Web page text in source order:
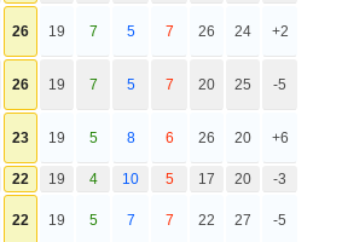
26 19 7 5 7 26 24 +2
26 19 7 5 7 20 25 -5
23 19 5 8 6 26 20 +6
22 19 4 10 5 17 20 -3
22 19 5 7 7 22 27 -5